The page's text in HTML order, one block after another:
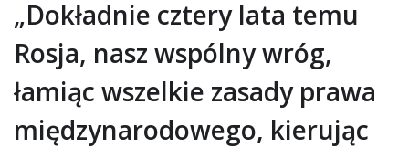
„Dokładnie cztery lata temu
Rosja, nasz wspólny wróg,
łamiąc wszelkie zasady prawa
międzynarodowego, kierując